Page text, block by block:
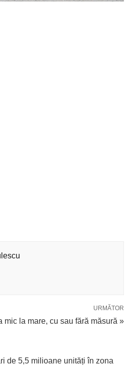
URMĂTOR
mic la mare, cu sau fără măsură »
de 5,5 milioane unități în zona